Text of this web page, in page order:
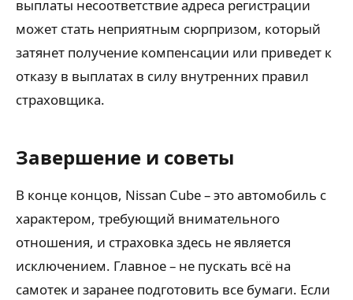
выплаты несоответствие адреса регистрации
может стать неприятным сюрпризом, который
затянет получение компенсации или приведет к
отказу в выплатах в силу внутренних правил
страховщика.
Завершение и советы
В конце концов, Nissan Cube – это автомобиль с
характером, требующий внимательного
отношения, и страховка здесь не является
исключением. Главное – не пускать всё на
самотек и заранее подготовить все бумаги. Если